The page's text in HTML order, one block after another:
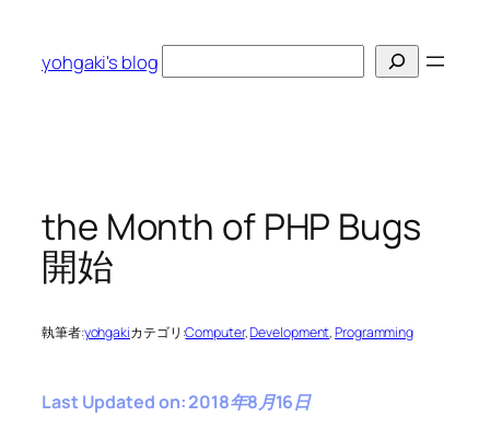
yohgaki's blog
索
the Month of PHP Bugs
開始
執筆者:yohgakiカテゴリ:Computer, Development, Programming
Last Updated on: 2018年8月16日